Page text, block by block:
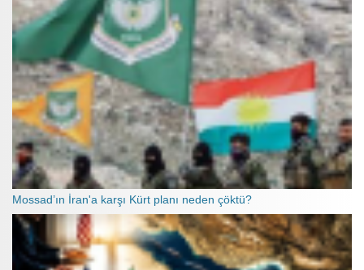
Mossad’ın İran'a karşı Kürt planı neden çöktü?